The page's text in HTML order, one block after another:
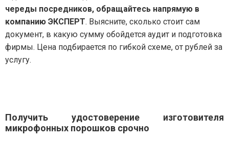
череды посредников, обращайтесь напрямую в
компанию ЭКСПЕРТ. Выясните, сколько стоит сам
документ, в какую сумму обойдется аудит и подготовка
фирмы. Цена подбирается по гибкой схеме, от рублей за
услугу.
Получить удостоверение изготовителя
микрофонных порошков срочно